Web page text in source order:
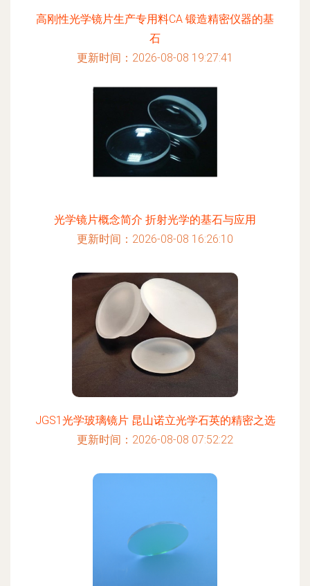
高刚性光学镜片生产专用料CA 锻造精密仪器的基
石
更新时间：2026-08-08 19:27:41
光学镜片概念简介 折射光学的基石与应用
更新时间：2026-08-08 16:26:10
JGS1光学玻璃镜片 昆山诺立光学石英的精密之选
更新时间：2026-08-08 07:52:22